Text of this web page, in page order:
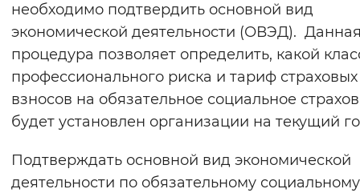
Цвет сайта
Инверсивный
Синий фон
Изображения
Включены Выключены
необходимо подтвердить основной вид
экономической деятельности (ОВЭД).
процедура позволяет определить, какой
профессионального риска и тариф страховых
взносов на обязательное социальное
будет установлен организации на текущий
Подтверждать основной вид экономической
деятельности по обязательному социальному